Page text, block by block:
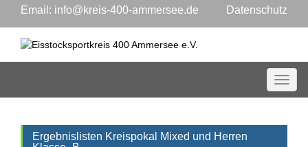
Email: info@kreis-400-ammersee.de Datenschutz
Ergebnislisten Kreispokal Mixed und Herren